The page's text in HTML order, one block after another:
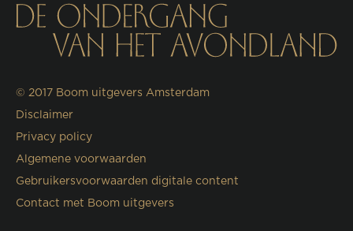
© 2017 Boom uitgevers Amsterdam
Disclaimer
Privacy policy
Algemene voorwaarden
Gebruikersvoorwaarden digitale content
Contact met Boom uitgevers